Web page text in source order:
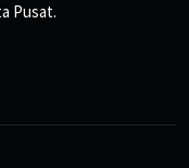
Pusat.